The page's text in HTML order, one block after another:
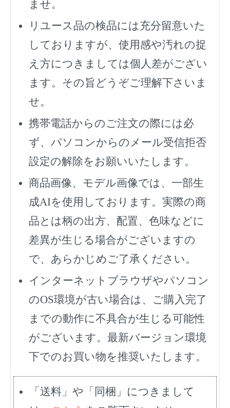
ませ。
リユース品の検品には充分留意いた
しておりますが、使用感や汚れの捉
え方につきましては個人差がござい
ます。その旨どうぞご理解下さいま
せ。
携帯電話からのご注文の際には必
ず、 パソコンからのメール受信拒否
設定の解除をお願いいたします。
商品画像、モデル画像では、一部生
成AIを使用しております。実際の商
品とは柄の出方、配置、色味などに
差異が生じる場合がございますの
で、あらかじめご了承ください。
インターネットブラウザやパソコン
のOS環境が古い場合は、ご購入完了
までの動作に不具合が生じる可能性
がございます。最新バージョン環境
下でのお買い物を推奨いたします。
「送料」や「同梱」につきまして